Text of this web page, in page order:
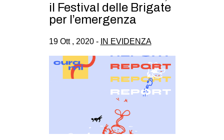
il Festival delle Brigate
per l’emergenza
19 Ott , 2020 - IN EVIDENZA